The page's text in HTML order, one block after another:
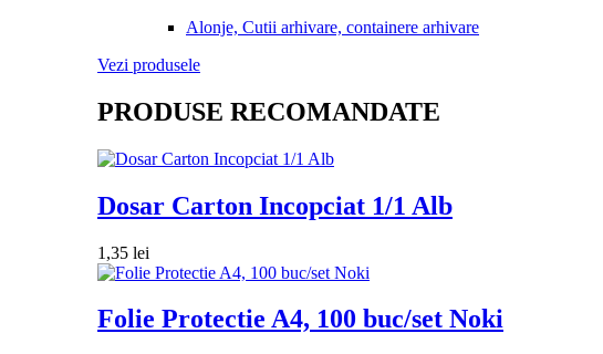
Alonje, Cutii arhivare, containere arhivare
Vezi produsele
PRODUSE RECOMANDATE
Dosar Carton Incopciat 1/1 Alb
1,35 lei
Folie Protectie A4, 100 buc/set Noki